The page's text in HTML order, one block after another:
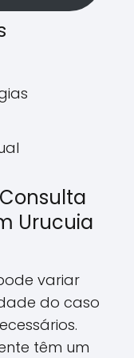
Urucuia
variar
do caso
têm um